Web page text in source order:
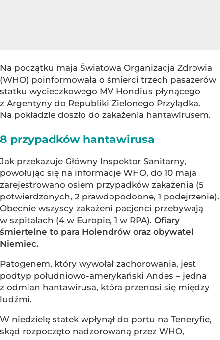
Na początku maja Światowa Organizacja Zdrowia
(WHO) poinformowała o śmierci trzech pasażerów
statku wycieczkowego MV Hondius płynącego
z Argentyny do Republiki Zielonego Przylądka.
Na pokładzie doszło do zakażenia hantawirusem.
8 przypadków hantawirusa
Jak przekazuje Główny Inspektor Sanitarny,
powołując się na informacje WHO, do 10 maja
zarejestrowano osiem przypadków zakażenia (5
potwierdzonych, 2 prawdopodobne, 1 podejrzenie).
Obecnie wszyscy zakażeni pacjenci przebywają
w szpitalach (4 w Europie, 1 w RPA). Ofiary
śmiertelne to para Holendrów oraz obywatel
Niemiec.
Patogenem, który wywołał zachorowania, jest
podtyp południowo-amerykański Andes – jedna
z odmian hantawirusa, która przenosi się między
ludźmi.
W niedzielę statek wpłynął do portu na Teneryfie,
skąd rozpoczęto nadzorowaną przez WHO,